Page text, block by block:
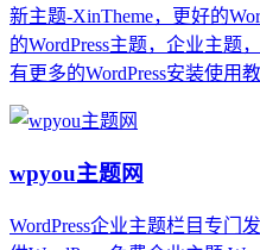
新主题-XinTheme，更好的
的WordPress主题，企业主题
有更多的WordPress安装使用
wpyou主题网
WordPress企业主题栏目专门